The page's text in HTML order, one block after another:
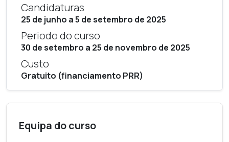
Candidaturas
25 de junho a 5 de setembro de 2025
Periodo do curso
30 de setembro a 25 de novembro de 2025
Custo
Gratuito (financiamento PRR)
Equipa do curso